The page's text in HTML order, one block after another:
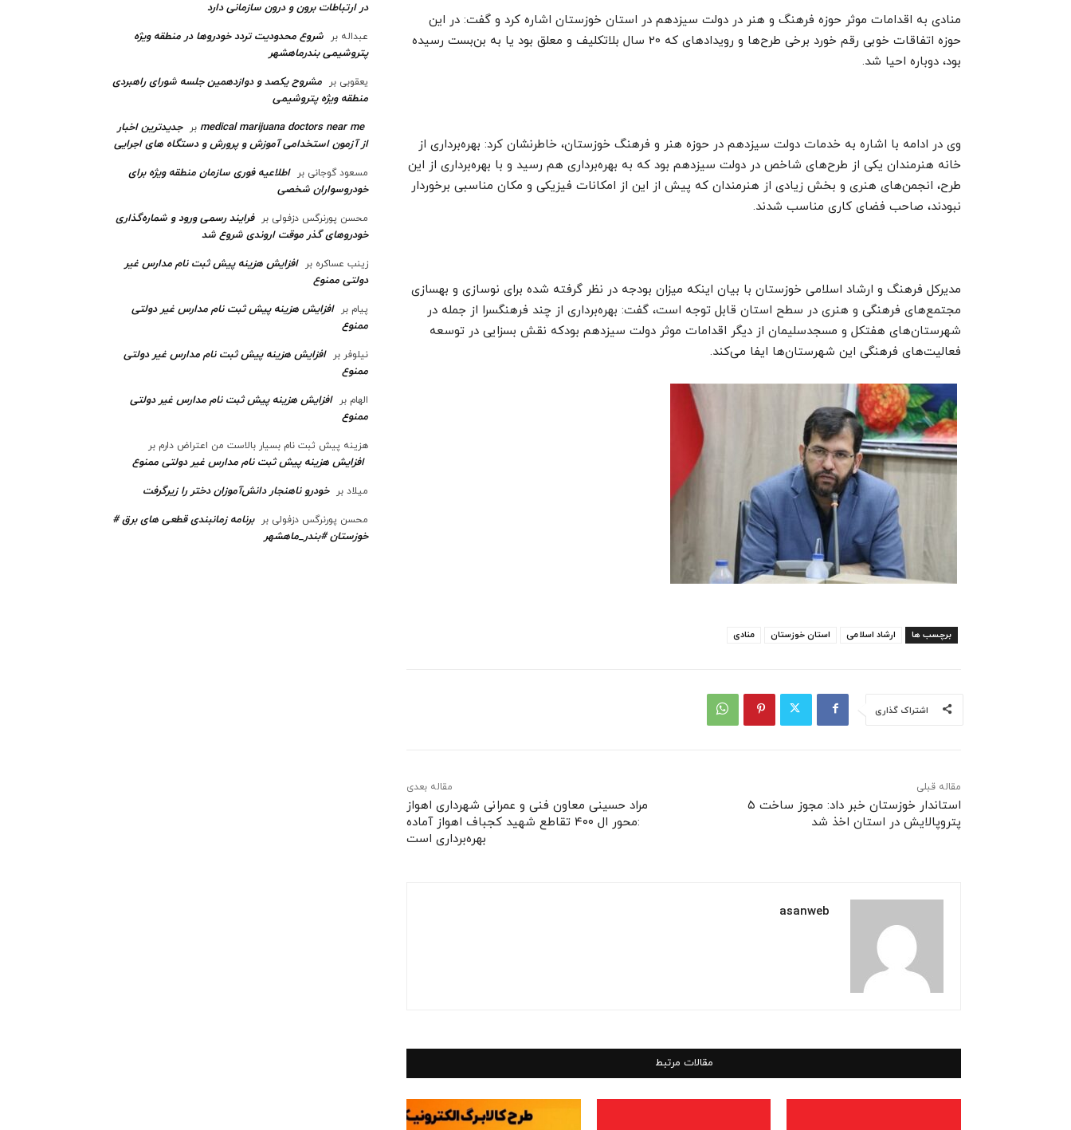
منادی به اقدامات موثر حوزه فرهنگ و هنر در دولت سیزدهم در استان خوزستان اشاره کرد و گفت: در این
حوزه اتفاقات خوبی رقم خورد برخی طرح‌ها و رویدادهای که 20 سال بلاتکلیف و معلق بود یا به بن‌بست رسیده
بود، دوباره احیا شد.
وی در ادامه با اشاره به خدمات دولت سیزدهم در حوزه هنر و فرهنگ خوزستان، خاطرنشان کرد: بهره‌برداری از
خانه هنرمندان یکی از طرح‌های شاخص در دولت سیزدهم بود که به بهره‌برداری هم رسید و با بهره‌برداری از این
طرح، انجمن‌های هنری و بخش زیادی از هنرمندان که پیش از این از امکانات فیزیکی و مکان مناسبی برخوردار
نبودند، صاحب فضای کاری مناسب شدند.
مدیرکل فرهنگ و ارشاد اسلامی خوزستان با بیان اینکه میزان بودجه‌ در نظر گرفته شده برای نوسازی و بهسازی
مجتمع‌های فرهنگی و هنری در سطح استان قابل توجه است، گفت: بهره‌برداری از چند فرهنگسرا از جمله در
شهرستان‌های هفتکل و مسجدسلیمان از دیگر اقدامات موثر دولت سیزدهم بودکه نقش بسزایی در توسعه
فعالیت‌های فرهنگی این شهرستان‌ها ایفا می‌کند.
برچسب ها ارشاد اسلامی استان خوزستان منادی
اشتراک گذاری
مقاله قبلی
استاندار خوزستان خبر داد: مجوز ساخت ۵
پتروپالایش در استان اخذ شد
مقاله بعدی
مراد حسینی معاون فنی و عمرانی شهرداری اهواز
:محور ‌ال‌ ۴۰۰ تقاطع شهید کجباف اهواز آماده
بهره‌برداری است
asanweb
مقالات مرتبط
در ارتباطات برون و درون سازمانی دارد
عبداله بر
شروع محدودیت تردد خودروها در منطقه ویژه
پتروشیمی بندرماهشهر
یعقوبی بر
مشروح یکصد و دوازدهمین جلسه شورای راهبردی
منطقه ویژه پتروشیمی‌
medical marijuana doctors near me بر
جدیدترین اخبار
از آزمون استخدامی آموزش و پرورش و دستگاه های اجرایی
مسعود گوجانی بر
اطلاعیه فوری سازمان منطقه ویژه برای
خودروسواران شخصی
محسن پورنرگس دزفولی بر
فرایند رسمی ورود و شماره‌گذاری
خودرو‌های گذر موقت اروندی شروع شد
زینب عساکره بر
افزایش هزینه پیش ثبت نام مدارس غیر
دولتی ممنوع
پیام بر
افزایش هزینه پیش ثبت نام مدارس غیر دولتی
ممنوع
نیلوفر بر
افزایش هزینه پیش ثبت نام مدارس غیر دولتی
ممنوع
الهام بر
افزایش هزینه پیش ثبت نام مدارس غیر دولتی
ممنوع
هزینه پیش ثبت نام بسیار بالاست من اعتراض دارم بر
افزایش هزینه پیش ثبت نام مدارس غیر دولتی ممنوع
میلاد بر خودرو ناهنجار دانش‌آموزان دختر را زیرگرفت
محسن پورنرگس دزفولی بر
برنامه زمانبندی قطعی های برق #
خوزستان #بندر_ماهشهر